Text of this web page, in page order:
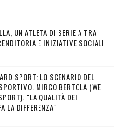
UN ATLETA DI SERIE A TRA
E INIZIATIVE SOCIALI
SPORT: LO SCENARIO DEL
MIRCO BERTOLA (WE
"LA QUALITÀ DEI
LA DIFFERENZA"